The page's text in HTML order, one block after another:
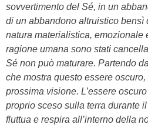
sovvertimento del Sé, in un
di un abbandono altruistico bensì
natura materialistica, emozionale
ragione umana sono stati
Sé non può maturare. Partendo
che mostra questo essere
prossima visione. L’essere
proprio sceso sulla terra durante
fluttua e respira all’interno della